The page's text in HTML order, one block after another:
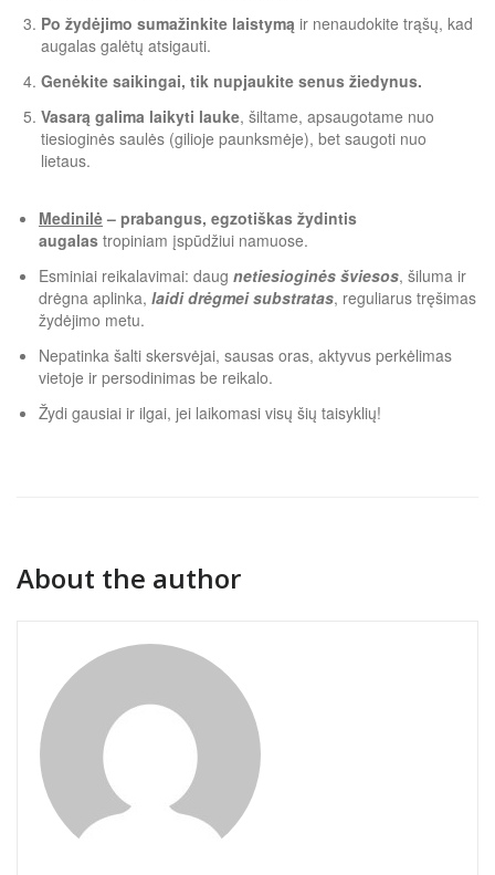
Po žydėjimo sumažinkite laistymą ir nenaudokite trąšų, kad
augalas galėtų atsigauti.
Genėkite saikingai, tik nupjaukite senus žiedynus.
Vasarą galima laikyti lauke, šiltame, apsaugotame nuo
tiesioginės saulės (gilioje paunksmėje), bet saugoti nuo
lietaus.
Medinilė – prabangus, egzotiškas žydintis
augalas tropiniam įspūdžiui namuose.
Esminiai reikalavimai: daug netiesioginės šviesos, šiluma ir
drėgna aplinka, laidi drėgmei substratas, reguliarus tręšimas
žydėjimo metu.
Nepatinka šalti skersvėjai, sausas oras, aktyvus perkėlimas
vietoje ir persodinimas be reikalo.
Žydi gausiai ir ilgai, jei laikomasi visų šių taisyklių!
About the author